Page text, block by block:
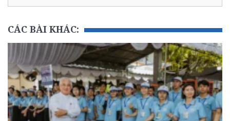
CÁC BÀI KHÁC: